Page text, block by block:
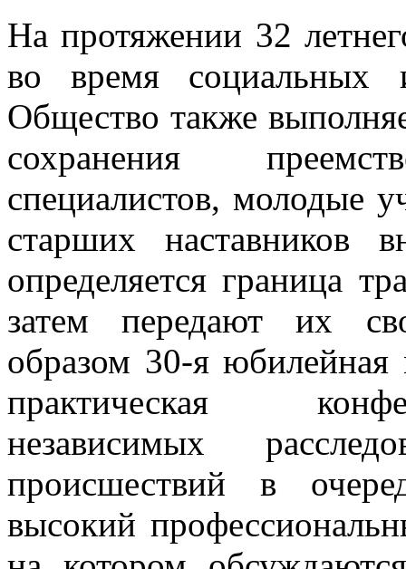
На протяжении 32
во время социальных
Общество также
сохранения
специалистов, молодые
старших наставников
определяется граница
затем передают их
образом 30-я
практическая
независимых
происшествий в
высокий